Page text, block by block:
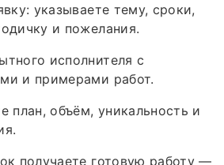
указываете тему, сроки,
и пожелания.
исполнителя с
и примерами работ.
план, объём, уникальность и
получаете готовую работу —